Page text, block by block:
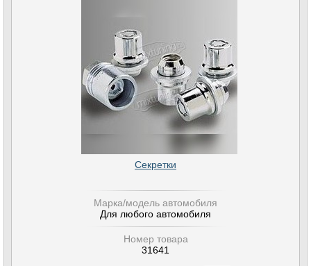
Секретки
Марка/модель автомобиля
Для любого автомобиля
Номер товара
31641